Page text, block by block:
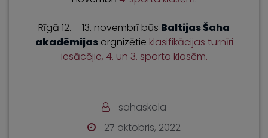
Rīgā 12. – 13. novembrī būs Baltijas Šaha
akadēmijasorgnizētie klasifikācijas turnīri
iesācējie, 4. un 3. sporta klasēm.
sahaskola
27 oktobris, 2022